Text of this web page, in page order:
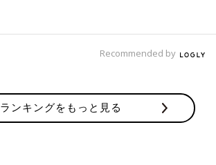
Recommended by
ランキングをもっと見る